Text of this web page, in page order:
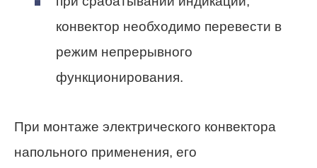
конвектор необходимо перевести в
режим непрерывного
функционирования.
При монтаже электрического конвектора
напольного применения, его